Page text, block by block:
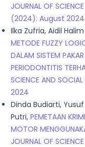
JOURNAL OF
(2024): August 2024
Ilka Zufria, Aidil
METODE FUZZY
DALAM SISTEM
PERIODONTITIS
SCIENCE AND
2024
Dinda Budiarti,
Putri, PEMETAAN
MOTOR
JOURNAL OF